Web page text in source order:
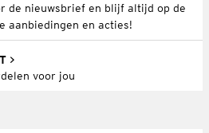
de nieuwsbrief en blijf altijd op de
aanbiedingen en acties!
voor jou